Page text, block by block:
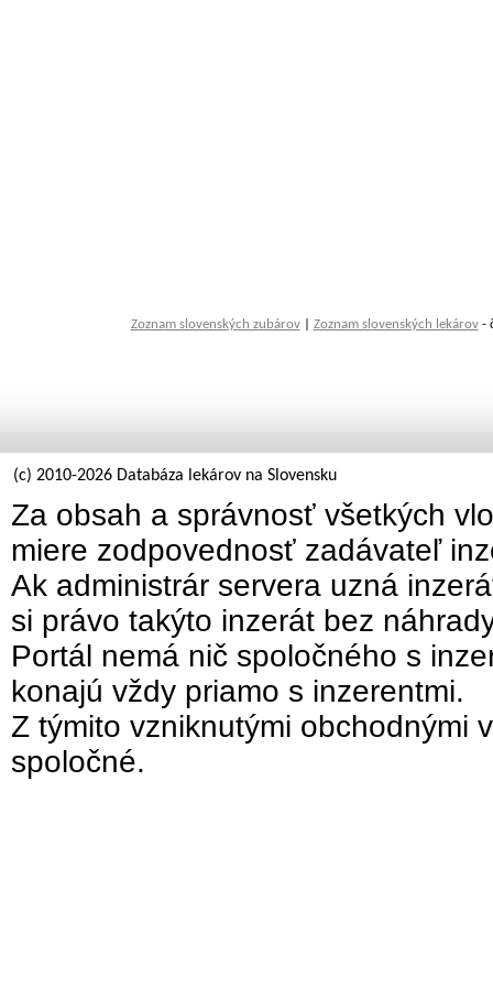
Zoznam slovenských zubárov| Zoznam slovenských lekárov-
(c) 2010-2026 Databáza lekárov na Slovensku
Za obsah a správnosť všetkých
miere zodpovednosť zadávateľ
Ak administrár servera uzná
si právo takýto inzerát bez
Portál nemá nič spoločného s
konajú vždy priamo s inzerentmi.
Z týmito vzniknutými obchodnými
spoločné.